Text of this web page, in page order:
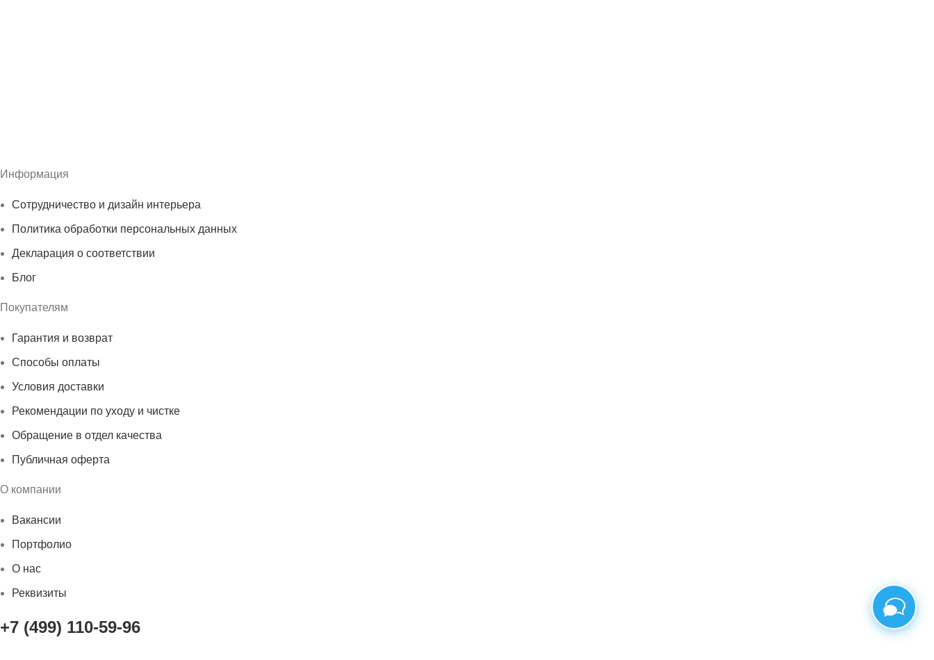
Информация
Сотрудничество и дизайн интерьера
Политика обработки персональных данных
Декларация о соответствии
Блог
Покупателям
Гарантия и возврат
Способы оплаты
Условия доставки
Рекомендации по уходу и чистке
Обращение в отдел качества
Публичная оферта
О компании
Вакансии
Портфолио
О нас
Реквизиты
+7 (499) 110-59-96